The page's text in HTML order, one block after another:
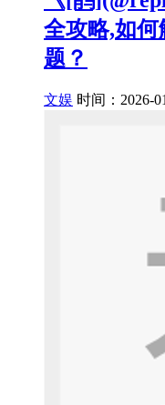
全攻略,如
题？
文娱 时间：2026-